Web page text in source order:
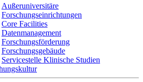
Außeruniversitäre
Forschungseinrichtungen
Core Facilities
Datenmanagement
Forschungsförderung
Forschungsgebäude
Servicestelle Klinische Studien